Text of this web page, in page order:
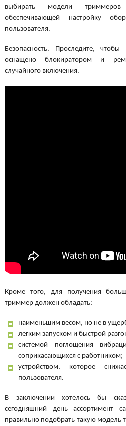
выбирать модели
обеспечивающей настройку
пользователя.
Безопасность. Проследите,
оснащено блокиратором и
случайного включения.
Кроме того, для получения
триммер должен обладать:
наименьшим весом, но не в
легким запуском и быстрой
системой поглощения
соприкасающихся с работником;
устройством, которое
пользователя.
В заключении хотелось бы
сегодняшний день ассортимент
правильно подобрать такую модель